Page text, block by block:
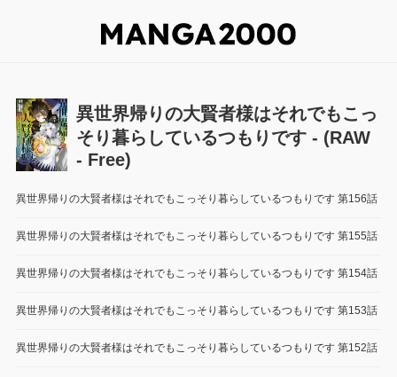
異世界帰りの大賢者様はそれでもこっ
そり暮らしているつもりです - (RAW
- Free)
異世界帰りの大賢者様はそれでもこっそり暮らしているつもりです 第156話
異世界帰りの大賢者様はそれでもこっそり暮らしているつもりです 第155話
異世界帰りの大賢者様はそれでもこっそり暮らしているつもりです 第154話
異世界帰りの大賢者様はそれでもこっそり暮らしているつもりです 第153話
異世界帰りの大賢者様はそれでもこっそり暮らしているつもりです 第152話